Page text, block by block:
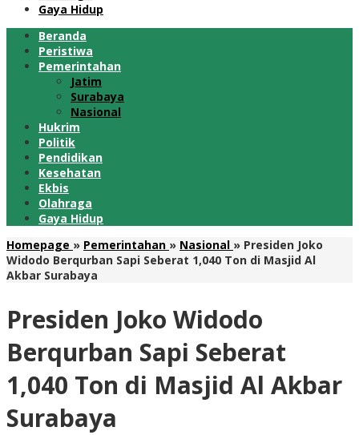
Gaya Hidup
Beranda
Peristiwa
Pemerintahan
Jatim
Surabaya
Nasional
Hukrim
Politik
Pendidikan
Kesehatan
Ekbis
Olahraga
Gaya Hidup
Homepage » Pemerintahan » Nasional » Presiden Joko
Widodo Berqurban Sapi Seberat 1,040 Ton di Masjid Al
Akbar Surabaya
Presiden Joko Widodo
Berqurban Sapi Seberat
1,040 Ton di Masjid Al Akbar
Surabaya